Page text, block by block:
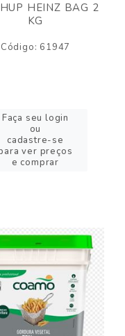
HEINZ BAG 2
KG
Código: 61947
Faça seu login
ou
cadastre-se
ver preços
e comprar